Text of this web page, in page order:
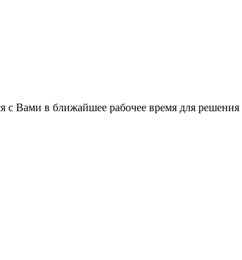
Вами в ближайшее рабочее время для